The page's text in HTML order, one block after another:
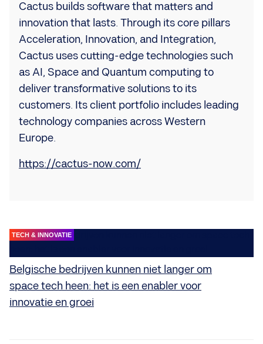
Cactus builds software that matters and
innovation that lasts. Through its core pillars
Acceleration, Innovation, and Integration,
Cactus uses cutting-edge technologies such
as AI, Space and Quantum computing to
deliver transformative solutions to its
customers. Its client portfolio includes leading
technology companies across Western
Europe.
https://cactus-now.com/
TECH & INNOVATIE
Belgische bedrijven kunnen niet langer om
space tech heen: het is een enabler voor
innovatie en groei